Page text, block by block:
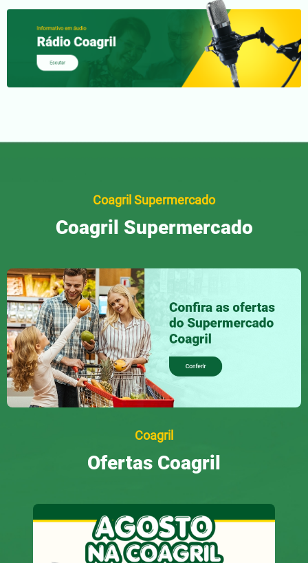
Coagril Supermercado
Coagril Supermercado
Coagril
Ofertas Coagril